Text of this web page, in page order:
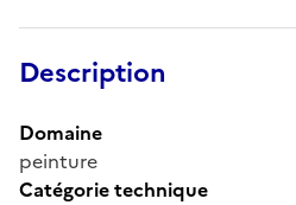
Description
Domaine
peinture
Catégorie technique